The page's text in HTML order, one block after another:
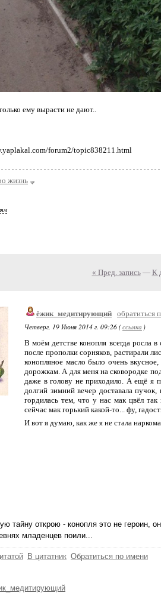
ему вырасти не дают..
forum2/topic838211.html
жизнь
« Пред. запись— К
ёжик_медитирующий обратиться
Четверг, 19 Июня 2014 г. 09:26 (ссылка )
В моём детстве конопля всегда росла
после прополки сорняков, растирали
конопляное масло было очень
дорожкам. А для меня на сковородке
даже в голову не приходило. А ещё я
долгий зимний вечер доставала
гордилась тем, что у нас мак цвёл
сейчас мак горький какой-то... фу,
И вот я думаю, как же я не стала
тайну открою - конопля это не героин,
младенцев поили...
В цитатник Обратиться по имени